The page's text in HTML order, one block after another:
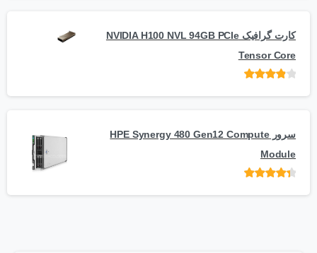
کارت گرافیک NVIDIA H100 NVL 94GB PCIe
Tensor Core
5
سرور HPE Synergy 480 Gen12 Compute
Module